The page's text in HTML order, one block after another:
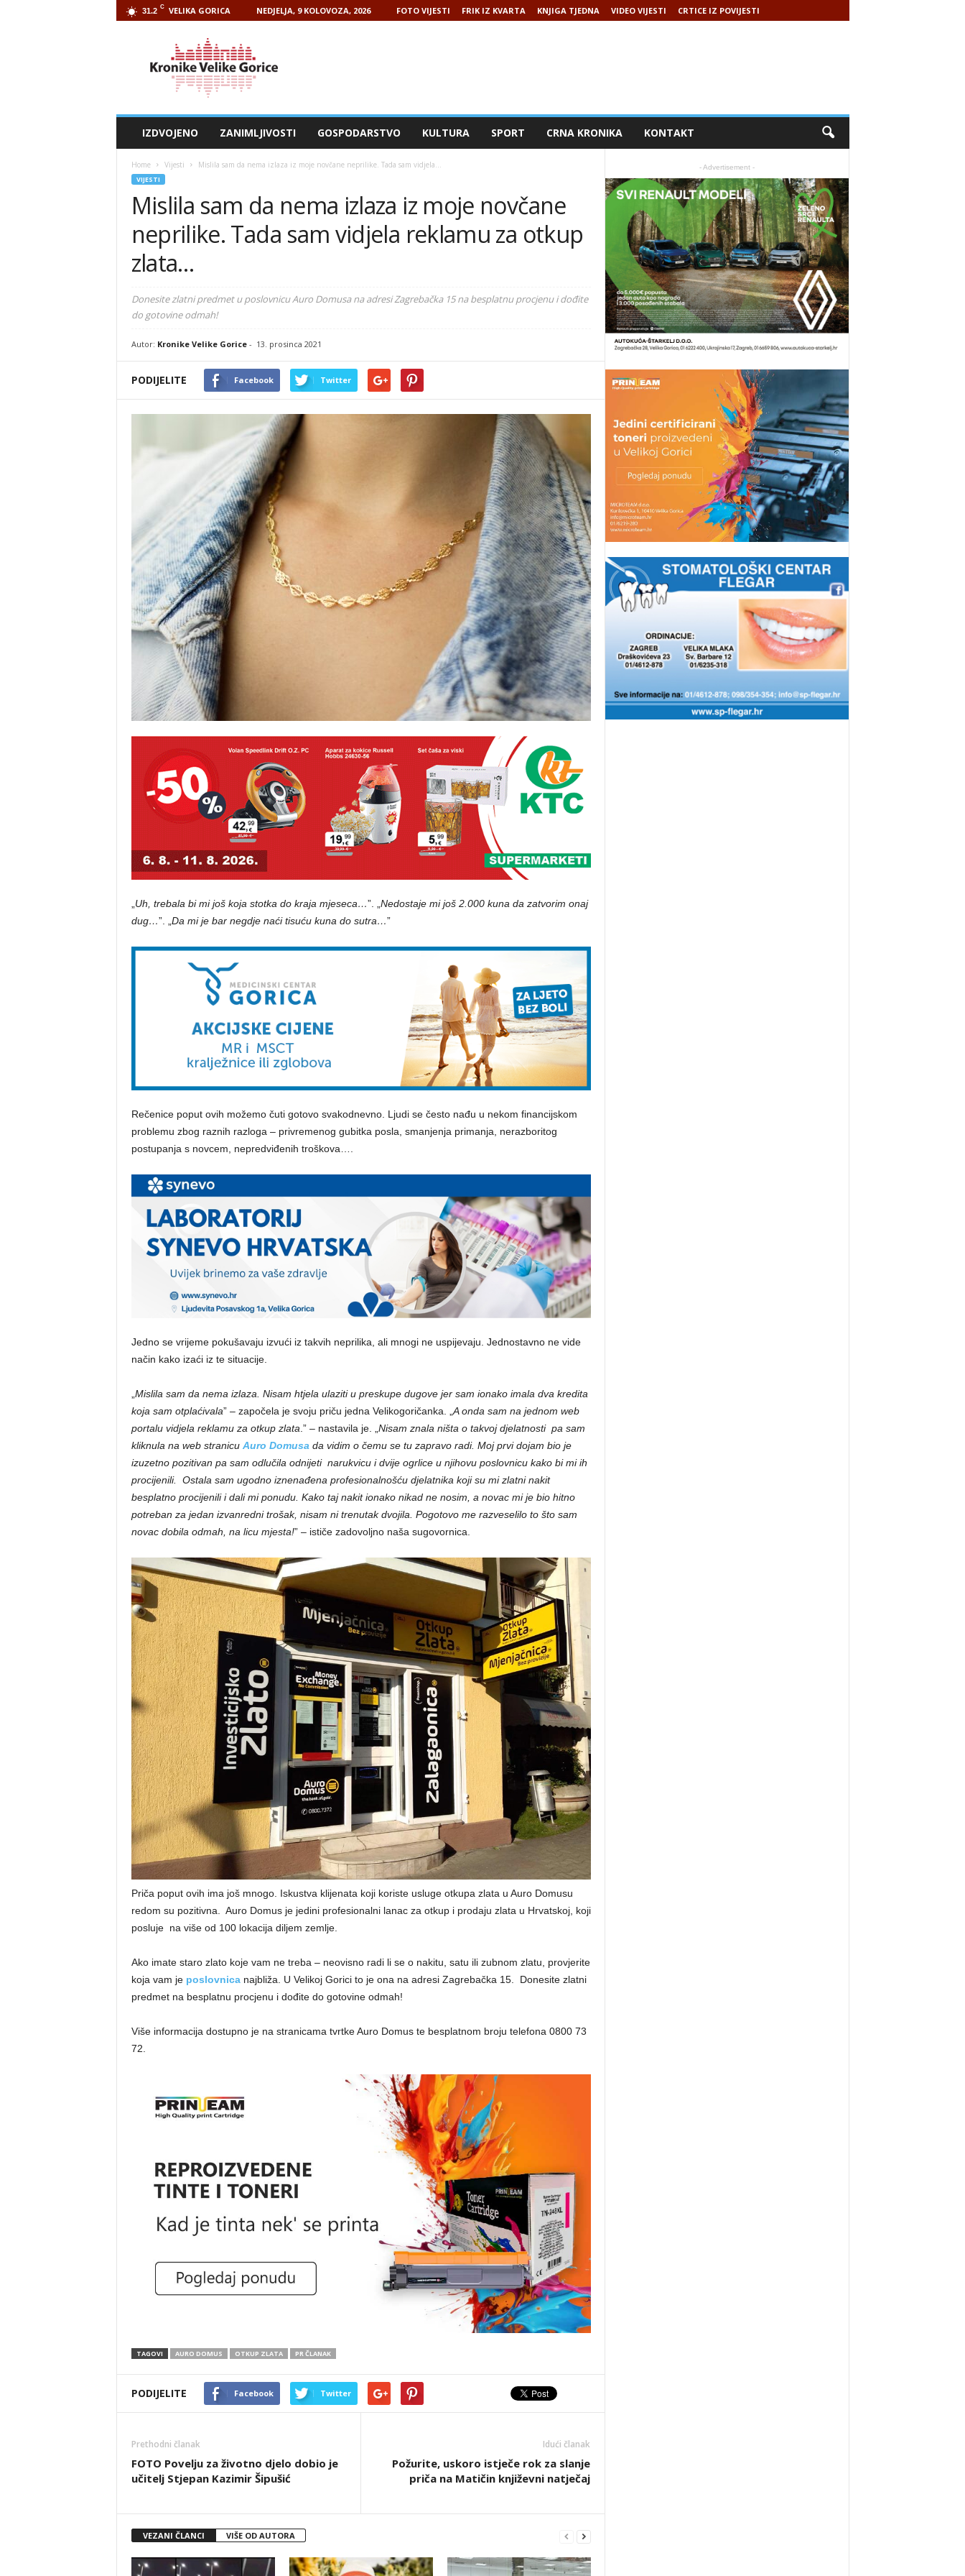
31.2 C VELIKA GORICA NEDJELJA, 9 KOLOVOZA, 2026 FOTO VIJESTI FRIK IZ KVARTA KNJIGA TJEDNA VIDEO VIJESTI CRTICE IZ POVIJESTI
IZDVOJENO ZANIMLJIVOSTI GOSPODARSTVO KULTURA SPORT CRNA KRONIKA KONTAKT
Home Vijesti Mislila sam da nema izlaza iz moje novčane neprilike. Tada sam vidjela...
VIJESTI
Mislila sam da nema izlaza iz moje novčane
neprilike. Tada sam vidjela reklamu za otkup
zlata…
Donesite zlatni predmet u poslovnicu Auro Domusa na adresi Zagrebačka 15 na besplatnu procjenu i dođite
do gotovine odmah!
Autor: Kronike Velike Gorice- 13. prosinca 2021
PODIJELITE Facebook Twitter
Uh, trebala bi mi još koja stotka do kraja mjeseca…”. „ Nedostaje mi još 2.000 kuna da zatvorim onaj
dug…”. „ Da mi je bar negdje naći tisuću kuna do sutra…”
Rečenice poput ovih možemo čuti gotovo svakodnevno. Ljudi se često nađu u nekom financijskom
problemu zbog raznih razloga – privremenog gubitka posla, smanjenja primanja, nerazboritog
postupanja s novcem, nepredviđenih troškova….
Jedno se vrijeme pokušavaju izvući iz takvih neprilika, ali mnogi ne uspijevaju. Jednostavno ne vide
način kako izaći iz te situacije.
Mislila sam da nema izlaza. Nisam htjela ulaziti u preskupe dugove jer sam ionako imala dva kredita
koja sam otplaćivala” – započela je svoju priču jedna Velikogoričanka. „ A onda sam na jednom web
portalu vidjela reklamu za otkup zlata .” – nastavila je. „ Nisam znala ništa o takvoj djelatnosti pa sam
kliknula na web stranicu Auro Domusa da vidim o čemu se tu zapravo radi. Moj prvi dojam bio je
izuzetno pozitivan pa sam odlučila odnijeti narukvicu i dvije ogrlice u njihovu poslovnicu kako bi mi ih
procijenili. Ostala sam ugodno iznenađena profesionalnošću djelatnika koji su mi zlatni nakit
besplatno procijenili i dali mi ponudu. Kako taj nakit ionako nikad ne nosim, a novac mi je bio hitno
potreban za jedan izvanredni trošak, nisam ni trenutak dvojila. Pogotovo me razveselilo to što sam
novac dobila odmah, na licu mjesta!” – ističe zadovoljno naša sugovornica.
Priča poput ovih ima još mnogo. Iskustva klijenata koji koriste usluge otkupa zlata u Auro Domusu
redom su pozitivna. Auro Domus je jedini profesionalni lanac za otkup i prodaju zlata u Hrvatskoj, koji
posluje na više od 100 lokacija diljem zemlje.
Ako imate staro zlato koje vam ne treba – neovisno radi li se o nakitu, satu ili zubnom zlatu, provjerite
koja vam je poslovnicanajbliža. U Velikoj Gorici to je ona na adresi Zagrebačka 15. Donesite zlatni
predmet na besplatnu procjenu i dođite do gotovine odmah!
Više informacija dostupno je na stranicama tvrtke Auro Domus te besplatnom broju telefona 0800 73
72.
TAGOVI AURO DOMUS OTKUP ZLATA PR ČLANAK
PODIJELITE Facebook Twitter
Prethodni članak
FOTO Povelju za životno djelo dobio je
učitelj Stjepan Kazimir Šipušić
Idući članak
Požurite, uskoro istječe rok za slanje
priča na Matičin književni natječaj
VEZANI ČLANCI VIŠE OD AUTORA
- Advertisement -